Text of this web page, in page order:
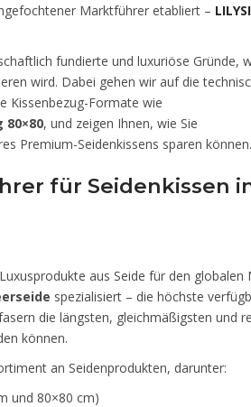
Marktführer etabliert –
fundierte und luxuriöse Gründe,
wird. Dabei gehen wir auf die
Kissenbezug-Formate wie
80×80, und zeigen Ihnen, wie Sie
Premium-Seidenkissens sparen können.
für Seidenkissen
aus Seide für den globalen
spezialisiert – die höchste
die längsten, gleichmäßigsten und
können.
an Seidenprodukten, darunter:
und 80×80 cm)